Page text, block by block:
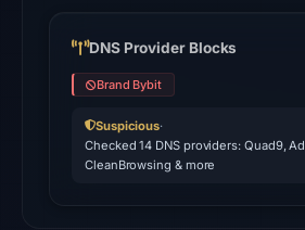
domain
27,
2026
DNS Provider Blocks
Brand Bybit
Suspicious·
Checked 14 DNS providers: Quad9,
CleanBrowsing & more